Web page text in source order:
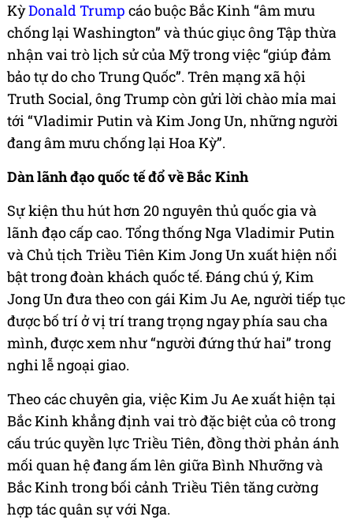
KỳDonald Trump cáo buộc Bắc Kinh “âm mưu
chống lại Washington” và thúc giục ông Tập thừa
nhận vai trò lịch sử của Mỹ trong việc “giúp đảm
bảo tự do cho Trung Quốc”. Trên mạng xã hội
Truth Social, ông Trump còn gửi lời chào mỉa mai
tới “Vladimir Putin và Kim Jong Un, những người
đang âm mưu chống lại Hoa Kỳ”.
Dàn lãnh đạo quốc tế đổ về Bắc Kinh
Sự kiện thu hút hơn 20 nguyên thủ quốc gia và
lãnh đạo cấp cao. Tổng thống Nga Vladimir Putin
và Chủ tịch Triều Tiên Kim Jong Un xuất hiện nổi
bật trong đoàn khách quốc tế. Đáng chú ý, Kim
Jong Un đưa theo con gái Kim Ju Ae, người tiếp tục
được bố trí ở vị trí trang trọng ngay phía sau cha
mình, được xem như “người đứng thứ hai” trong
nghi lễ ngoại giao.
Theo các chuyên gia, việc Kim Ju Ae xuất hiện tại
Bắc Kinh khẳng định vai trò đặc biệt của cô trong
cấu trúc quyền lực Triều Tiên, đồng thời phản ánh
mối quan hệ đang ấm lên giữa Bình Nhưỡng và
Bắc Kinh trong bối cảnh Triều Tiên tăng cường
hợp tác quân sự với Nga.